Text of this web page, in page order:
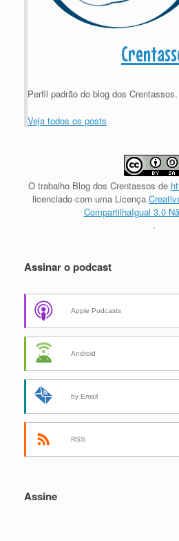
Perfil padrão do blog dos Crentassos.
Veja todos os posts
O trabalho Blog dos Crentassos de
licenciado com uma Licença
CompartilhaIgual 3.0
.
Assinar o podcast
Apple Podcasts
Android
by Email
RSS
Assine